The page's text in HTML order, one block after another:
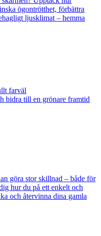
ögontrötthet, förbättra
ljusklimat – hemma
farväl
bidra till en grönare framtid
göra stor skillnad – både för
hur du på ett enkelt och
och återvinna dina gamla